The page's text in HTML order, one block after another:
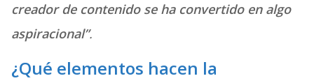
creador de contenido se ha convertido en algo
aspiracional”.
¿Qué elementos hacen la